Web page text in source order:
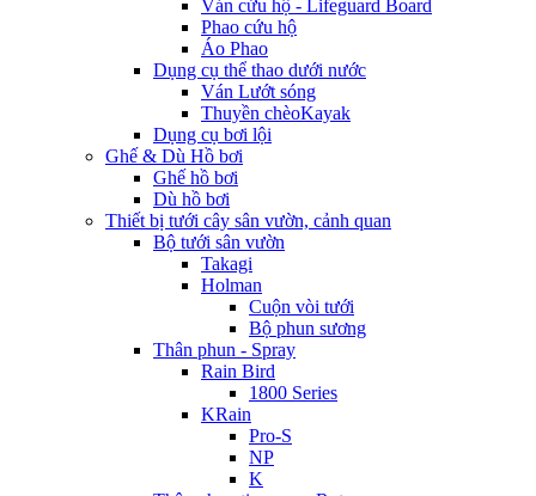
Ván cứu hộ - Lifeguard Board
Phao cứu hộ
Áo Phao
Dụng cụ thể thao dưới nước
Ván Lướt sóng
Thuyền chèoKayak
Dụng cụ bơi lội
Ghế & Dù Hồ bơi
Ghế hồ bơi
Dù hồ bơi
Thiết bị tưới cây sân vườn, cảnh quan
Bộ tưới sân vườn
Takagi
Holman
Cuộn vòi tưới
Bộ phun sương
Thân phun - Spray
Rain Bird
1800 Series
KRain
Pro-S
NP
K